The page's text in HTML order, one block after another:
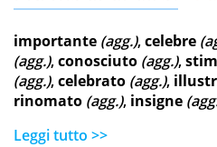
importante (agg.),celebre
(agg.),conosciuto (agg.),
(agg.),celebrato (agg.),
rinomato (agg.), insigne
Leggi tutto >>